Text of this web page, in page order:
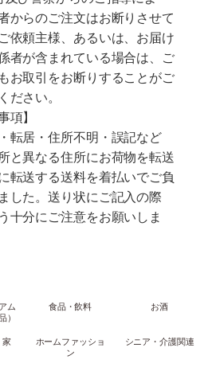
からのご注文はお断りさせて
依頼主様、あるいは、お届け
者が含まれている場合は、ご
お取引をお断りすることがご
ださい。
項】
転居・住所不明・誤記など
と異なる住所にお荷物を転送
転送する送料を着払いでご負
した。送り状にご記入の際
十分にご注意をお願いしま
ム
）
食品・飲料 お酒
家
ホームファッショ
ン
シニア・介護関連